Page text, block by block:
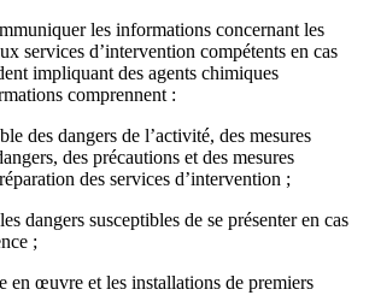
les informations concernant les
services d’intervention compétents en cas
impliquant des agents chimiques
comprennent :
des dangers de l’activité, des mesures
des précautions et des mesures
des services d’intervention ;
dangers susceptibles de se présenter en cas
;
en œuvre et les installations de premiers